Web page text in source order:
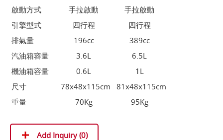
啟動方式
手拉啟動
手拉啟動
引擎型式
四行程
四行程
排氣量
196cc
389cc
汽油箱容量
3.6L
6.5L
機油箱容量
0.6L
1L
尺寸
78x48x115cm
81x48x115cm
重量
70Kg 95Kg
Add Inquiry (0)